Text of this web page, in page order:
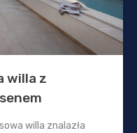
willa z
willa znalazła